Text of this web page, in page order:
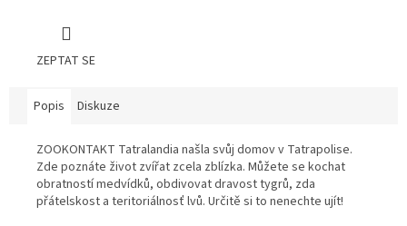
ZEPTAT SE
Popis Diskuze
ZOOKONTAKT Tatralandia našla svůj domov v Tatrapolise.
Zde poznáte život zvířat zcela zblízka. Můžete se kochat
obratností medvídků, obdivovat dravost tygrů, zda
přátelskost a teritoriálnosť lvů. Určitě si to nenechte ujít!